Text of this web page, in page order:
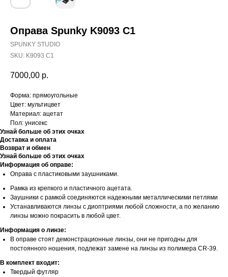
Оправа Spunky K9093 C1
SPUNKY STUDIO
SKU: K9093 C1
7000,00 р.
Форма: прямоугольные
Цвет: мультицвет
Материал: ацетат
Пол: унисекс
Узнай больше об этих очках
Доставка и оплата
Возврат и обмен
Узнай больше об этих очках
Информация об оправе:
Оправа с пластиковыми заушниками.
Рамка из крепкого и пластичного ацетата.
Заушники с рамкой соединяются надежными металлическими петлями
Устанавливаются линзы с диоптриями любой сложности, а по желанию
линзы можно покрасить в любой цвет.
Информация о линзе:
В оправе стоят демонстрационные линзы, они не пригодны для
постоянного ношения, подлежат замене на линзы из полимера CR-39.
В комплект входит:
Твердый футляр